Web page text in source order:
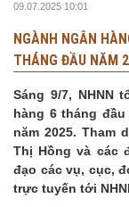
09.07.2025 10:01
NGÀNH NGÂN
THÁNG ĐẦU NĂM
Sáng 9/7, NHNN
hàng 6 tháng
năm 2025. Tham
Thị Hồng và các
đạo các vụ, cục,
trực tuyến tới